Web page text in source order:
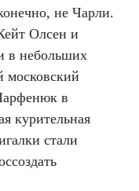
не Чарли.
Олсен и
в небольших
московский
в
курительная
стали